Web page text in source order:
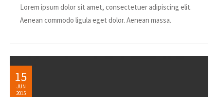
Lorem ipsum dolor sit amet, consectetuer adipiscing elit.
Aenean commodo ligula eget dolor. Aenean massa.
15
JUN
2015